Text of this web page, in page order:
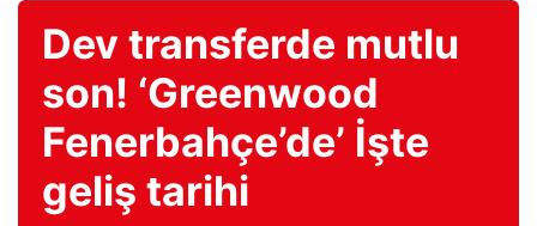
Dev transferde mutlu
son! ‘Greenwood
Fenerbahçe’de’ İşte
geliş tarihi